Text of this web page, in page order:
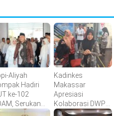
Aliyah
Hadiri
ke-102
Serukan
Perkuat
Kadinkes
Makassar
Apresiasi
Kolaborasi DWP
dan Korpri dalam